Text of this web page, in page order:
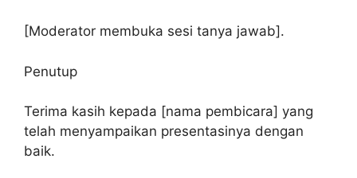
[Moderator membuka sesi tanya jawab].
Penutup
Terima kasih kepada [nama pembicara] yang
telah menyampaikan presentasinya dengan
baik.